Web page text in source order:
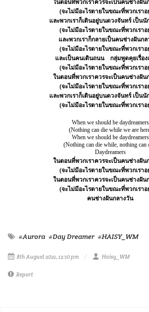
ในตอนที่พวกเราควรจะเป็นคนช่างฝัน
(จะไม่มีอะไรตายในขณะที่พวกเรา
และพวกเราก็เดินอยู่บนดวงจันทร์ เป็นนั
(จะไม่มีอะไรตายในขณะที่พวกเรา
และพวกเราก็กลายเป็นคนช่างฝันก
(จะไม่มีอะไรตายในขณะที่พวกเรา
และเป็นคนเดินถนน
กลุ่มพูดคุยเรื่อง
(จะไม่มีอะไรตายในขณะที่พวกเรา
ในตอนที่พวกเราควรจะเป็นคนช่างฝัน
(จะไม่มีอะไรตายในขณะที่พวกเรา
และพวกเราก็เดินอยู่บนดวงจันทร์ เป็นนั
(จะไม่มีอะไรตายในขณะที่พวกเรา
When we should be daydreamers
(Nothing can die while we are
When we should be daydreamers
(Nothing can die while, nothing can
Daydreamers
ในตอนที่พวกเราควรจะเป็นคนช่างฝัน
(จะไม่มีอะไรตายในขณะที่พวกเรา
ในตอนที่พวกเราควรจะเป็นคนช่างฝัน
(จะไม่มีอะไรตายในขณะที่พวกเรา
คนช่างฝันกลางวัน
#Aurora #Day Dreamer #HAISY_WM
8th August 2021, 12:10 pm Haisy_WM
Report